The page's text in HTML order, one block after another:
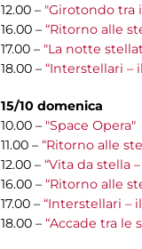
12.00 – "Girotondo tra
16.00 – “Ritorno alle
17.00 – "La notte
18.00 – “Interstellari –
15/10 domenica
10.00 – "Space Opera"
11.00 – “Ritorno alle
12.00 – “Vita da stella
16.00 – “Ritorno alle
17.00 – “Interstellari –
18.00 – “Accade tra le